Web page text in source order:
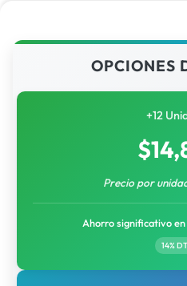
OPCIONES
+12
$
Precio por
Ahorro significativo
14%